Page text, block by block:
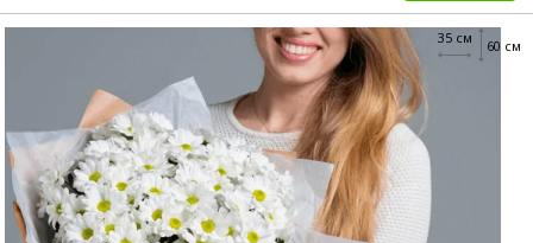
60 см
35 см